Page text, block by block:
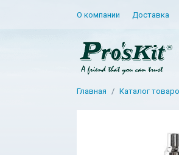
О компании Доставка
Главная Каталог